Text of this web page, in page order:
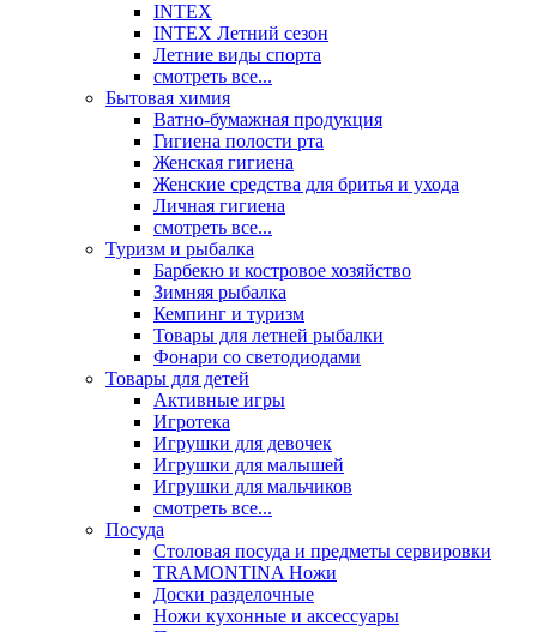
INTEX
INTEX Летний сезон
Летние виды спорта
смотреть все...
Бытовая химия
Ватно-бумажная продукция
Гигиена полости рта
Женская гигиена
Женские средства для бритья и ухода
Личная гигиена
смотреть все...
Туризм и рыбалка
Барбекю и костровое хозяйство
Зимняя рыбалка
Кемпинг и туризм
Товары для летней рыбалки
Фонари со светодиодами
Товары для детей
Активные игры
Игротека
Игрушки для девочек
Игрушки для малышей
Игрушки для мальчиков
смотреть все...
Посуда
Столовая посуда и предметы сервировки
TRAMONTINA Ножи
Доски разделочные
Ножи кухонные и аксессуары